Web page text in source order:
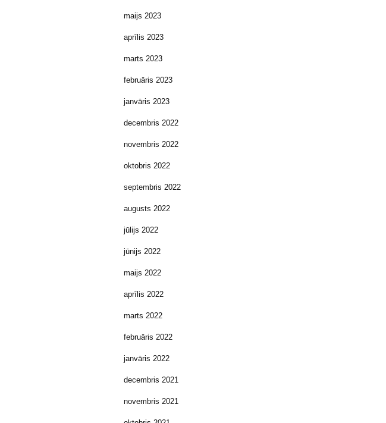
maijs 2023
aprīlis 2023
marts 2023
februāris 2023
janvāris 2023
decembris 2022
novembris 2022
oktobris 2022
septembris 2022
augusts 2022
jūlijs 2022
jūnijs 2022
maijs 2022
aprīlis 2022
marts 2022
februāris 2022
janvāris 2022
decembris 2021
novembris 2021